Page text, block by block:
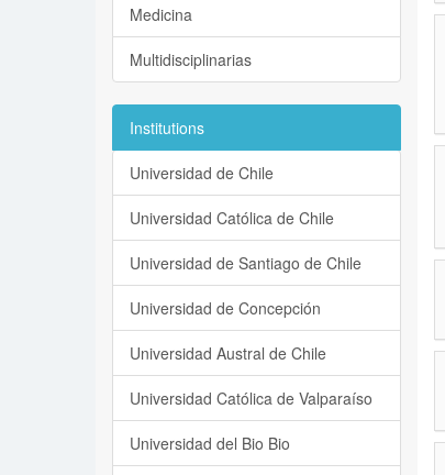
Medicina
Multidisciplinarias
Institutions
Universidad de Chile
Universidad Católica de Chile
Universidad de Santiago de Chile
Universidad de Concepción
Universidad Austral de Chile
Universidad Católica de Valparaíso
Universidad del Bio Bio